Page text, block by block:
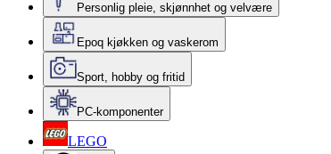
Personlig pleie, skjønnhet og velvære
Epoq kjøkken og vaskerom
Sport, hobby og fritid
PC-komponenter
LEGO